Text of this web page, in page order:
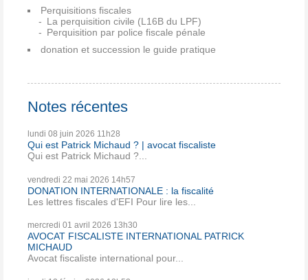
Perquisitions fiscales
La perquisition civile (L16B du LPF)
Perquisition par police fiscale pénale
donation et succession le guide pratique
Notes récentes
lundi 08 juin 2026 11h28
Qui est Patrick Michaud ? | avocat fiscaliste
Qui est Patrick Michaud ?...
vendredi 22 mai 2026 14h57
DONATION INTERNATIONALE : la fiscalité
Les lettres fiscales d'EFI Pour lire les...
mercredi 01 avril 2026 13h30
AVOCAT FISCALISTE INTERNATIONAL PATRICK
MICHAUD
Avocat fiscaliste international pour...